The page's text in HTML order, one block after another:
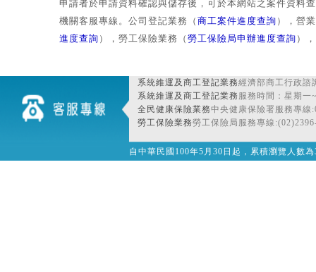
申請者於申請資料確認與儲存後，可於本網站之案件資料
機關客服專線。公司登記業務（ 商工案件進度查詢 ），營
進度查詢 ），勞工保險業務（ 勞工保險局申辦進度查詢 ）
系統維運及商工登記業務經濟部商工行
系統維運及商工登記業務 服務時間：星期一
全民健康保險業務中央健康保險署服務專線
勞工保險業務勞工保險局服務專線
自中華民國100年5月30日起，累積瀏覽人數